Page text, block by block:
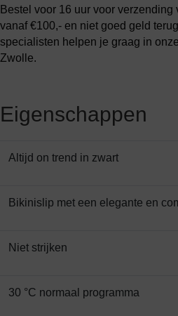
Bestel voor 16 uur voor
vanaf €100,- en niet goed geld
specialisten helpen je graag in
Zwolle.
Eigenschappen
Altijd on trend in zwart
Bikinislip met een elegante en
Niet strijken
30 °C normaal programma